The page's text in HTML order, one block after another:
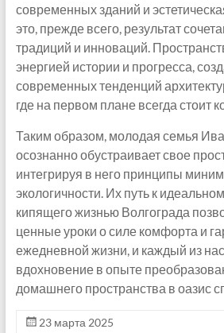
современных зданий и
это, прежде всего, результат
традиций и инноваций.
энергией истории и прогресса,
современных тенденций
где на первом плане всегда стоит
Таким образом, молодая семья
осознанно обустраивает свое
интегрируя в него принципы
экологичности. Их путь к
кипящего жизнью Волгограда
ценные уроки о силе комфорта и
ежедневной жизни, и каждый из
вдохновение в опыте
домашнего пространства в оазис
23 марта 2025